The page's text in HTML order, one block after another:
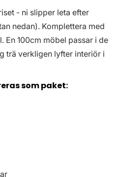
- ni slipper leta efter
nedan). Komplettera med
En 100cm möbel passar i de
trä verkligen lyfter interiör i
som paket: